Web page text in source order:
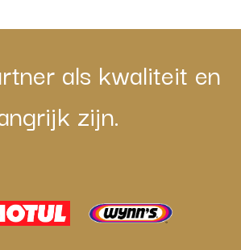
als kwaliteit en
zijn.